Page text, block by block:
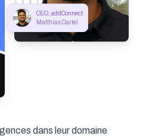
CEO, addConnect
Matthias Cartel
dans leur domaine